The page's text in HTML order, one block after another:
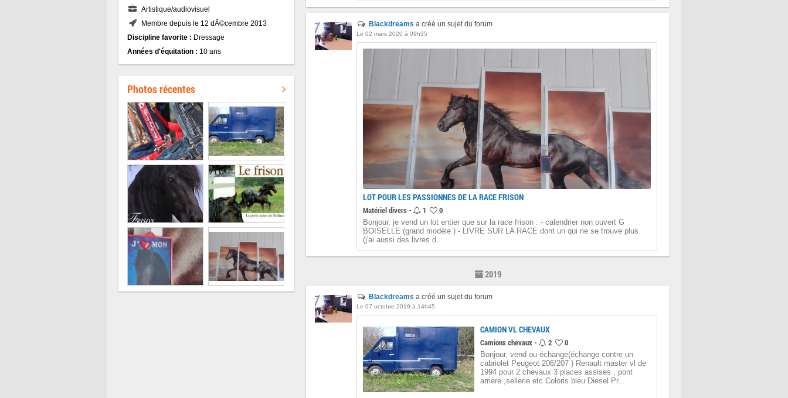
Artistique/audiovisuel
Membre depuis le 12 dÃ©cembre 2013
Discipline favorite : Dressage
Années d'équitation : 10 ans
Photos récentes
Blackdreams a créé un sujet du forum
Le 02 mars 2020 à 09h35
LOT POUR LES PASSIONNES DE LA RACE FRISON
Matériel divers - 1 0
Bonjour, je vend un lot entier que sur la race frison : - calendrier non ouvert G
BOISELLE (grand modèle ) - LIVRE SUR LA RACE dont un qui ne se trouve plus
(j'ai aussi des livres d...
2019
Blackdreams a créé un sujet du forum
Le 07 octobre 2019 à 14h45
CAMION VL CHEVAUX
Camions chevaux - 2 0
Bonjour, vend ou échange(échange contre un
cabriolet Peugeot 206/207 ) Renault master vl de
1994 pour 2 chevaux 3 places assises , pont
arrière ,sellerie etc Coloris bleu Diesel Pr...